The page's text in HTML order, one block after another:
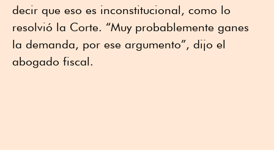
decir que eso es inconstitucional, como lo
resolvió la Corte. “Muy probablemente ganes
la demanda, por ese argumento”, dijo el
abogado fiscal.